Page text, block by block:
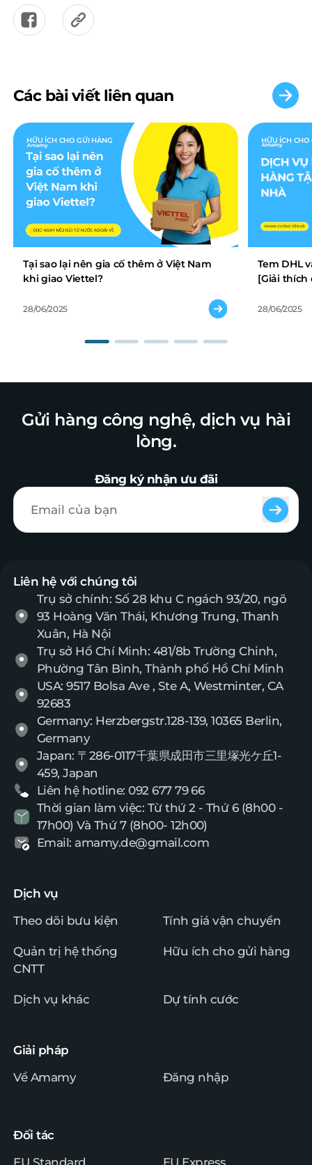
Các bài viết liên quan
HỮU ÍCH CHO GỬI HÀNG
Tại sao lại nên gia cố thêm ở Việt Nam
khi giao Viettel?
28/06/2025
HỮU ÍCH CHO
Tem DHL
[Giải thích
28/06/2025
Gửi hàng công nghệ, dịch vụ hài
lòng.
Đăng ký nhận ưu đãi
Liên hệ với chúng tôi
Trụ sở chính: Số 28 khu C ngách 93/20, ngõ
93 Hoàng Văn Thái, Khương Trung, Thanh
Xuân, Hà Nội
Trụ sở Hồ Chí Minh: 481/8b Trường Chinh,
Phường Tân Bình, Thành phố Hồ Chí Minh
USA: 9517 Bolsa Ave , Ste A, Westminter, CA
92683
Germany: Herzbergstr.128-139, 10365 Berlin,
Germany
Japan: 〒286-0117千葉県成田市三里塚光ケ丘1-
459, Japan
Liên hệ hotline: 092 677 79 66
Thời gian làm việc: Từ thứ 2 - Thứ 6 (8h00 -
17h00) Và Thứ 7 (8h00- 12h00)
Email: amamy.de@gmail.com
Dịch vụ
Theo dõi bưu kiện
Tính giá vận chuyển
Quản trị hệ thống
CNTT
Hữu ích cho gửi hàng
Dịch vụ khác Dự tính cước
Giải pháp
Về Amamy
Đăng nhập
Đối tác
EU Standard
EU Express